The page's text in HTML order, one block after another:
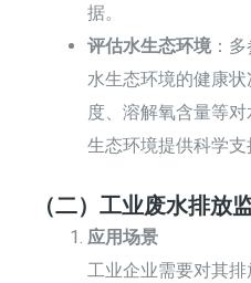
据。
评估水生态环境：多
水生态环境的健康
度、溶解氧含量等
生态环境提供科学支
（二）工业废水排放
应用场景
工业企业需要对其